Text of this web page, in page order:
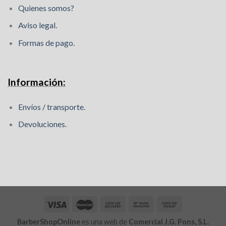
Quienes somos?
Aviso legal.
Formas de pago.
Información:
Envíos / transporte.
Devoluciones.
BarberShopOnline es una web de Comercial J.G. Pons, S.L.